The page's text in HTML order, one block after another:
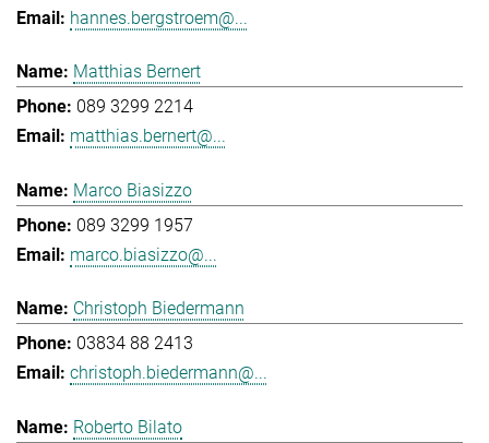
hannes.bergstroem@...
Matthias Bernert
089 3299 2214
matthias.bernert@...
Marco Biasizzo
089 3299 1957
marco.biasizzo@...
Christoph Biedermann
03834 88 2413
christoph.biedermann@...
Roberto Bilato